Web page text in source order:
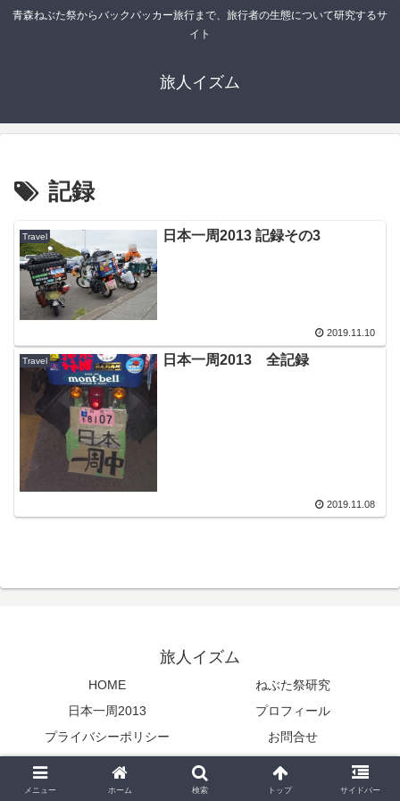
青森ねぶた祭からバックパッカー旅行まで、旅行者の生態について研究するサ
イト
旅人イズム
記録
Travel 日本一周2013 記録その3
2019.11.10
Travel 日本一周2013 全記録
2019.11.08
旅人イズム
HOME
ねぶた祭研究
日本一周2013
プロフィール
プライバシーポリシー
お問合せ
© 2019 旅人イズム.
メニュー ホーム 検索 トップ サイドバー